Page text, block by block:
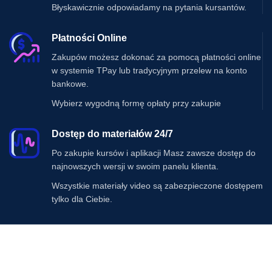
Błyskawicznie odpowiadamy na pytania kursantów.
Płatności Online
Zakupów możesz dokonać za pomocą płatności online
w systemie TPay lub tradycyjnym przelew na konto
bankowe.
Wybierz wygodną formę opłaty przy zakupie
Dostęp do materiałów 24/7
Po zakupie kursów i aplikacji Masz zawsze dostęp do
najnowszych wersji w swoim panelu klienta.
Wszystkie materiały video są zabezpieczone dostępem
tylko dla Ciebie.